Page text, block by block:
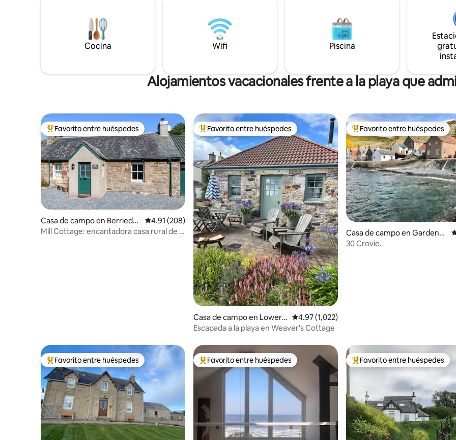
Distancia a los lugares de interés locales:
Playa privada: en el sitio Cruin: 100 m
Duck Bay: 1 km Cameron House: 1,5 km
Lomond Shores - 2,5 km Campo de golf
focas! También es un lugar ideal para
lanzar tu propio kayak/canoa/SUP y
simplemente remar. Desde aquí también
puedes explorar el resto de la isla y el
para la aventura o simplemente
relajarse en el jacuzzi y
escuchando el mar. Asegúrate
reservar en el But 'n' Ben, el
de cinco estrellas de
Cocina Wifi Piscina
Alojamientos vacacionales frente a la playa que
Favorito entre huéspedes preferido
Favorito entre huéspedes
Casa de campo en Berriedal
e
Calificación promedio: 4.91 de 5, 208 reseñas
4.91 (208)
Mill Cottage: encantadora casa rural de 1
Favorito entre huéspedes preferido
Favorito entre huéspedes
Casa de campo en Lower L
argo
Calificación promedio: 4.97 de 5, 1,022 reseñas
4.97 (1,022)
Escapada a la playa en Weaver's Cottage
Favorito entre huéspedes
Favorito entre huéspedes
Casa de campo en Gardenst
own
30 Crovie.
Favorito entre huéspedes preferido
Favorito entre huéspedes Favorito entre huéspedes preferido
Favorito entre huéspedes Favorito entre huéspedes
Favorito entre huéspedes